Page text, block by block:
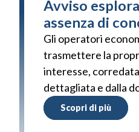
Avviso
assenza di
Gli operatori
trasmettere la
interesse,
dettagliata e dalla
Scopri di più